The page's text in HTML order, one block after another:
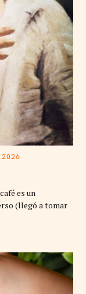
2026
es un
(llegó a tomar